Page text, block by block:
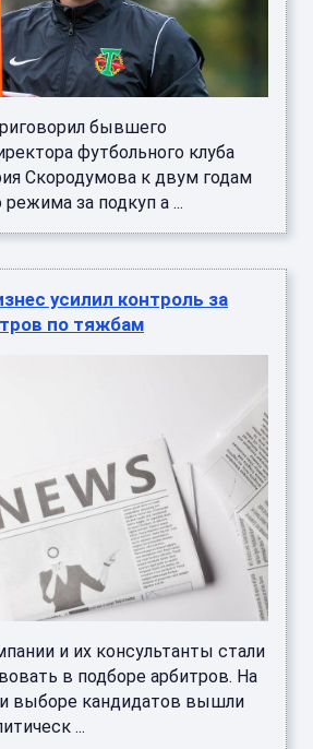
бывшего
футбольного клуба
Скородумова к двум годам
за подкуп а ...
усилил контроль за
по тяжбам
и их консультанты стали
в подборе арбитров. На
выборе кандидатов вышли
...